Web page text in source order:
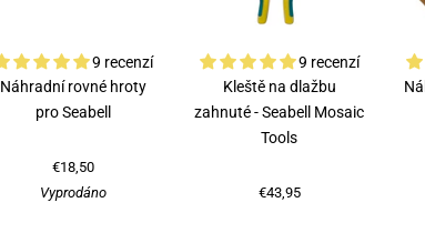
9 recenzí
Náhradní rovné hroty
pro Seabell
€18,50
Vyprodáno
9 recenzí
Kleště na dlažbu
zahnuté - Seabell Mosaic
Tools
€43,95